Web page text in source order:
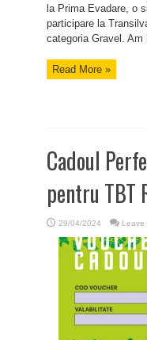
la Prima Evadare, o
participare la
categoria Gravel.
Read More »
Cadoul
pentru TBT
29/04/2024 Leave